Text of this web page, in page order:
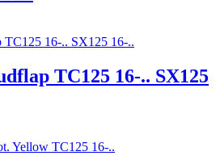
TC125 16-.. SX125